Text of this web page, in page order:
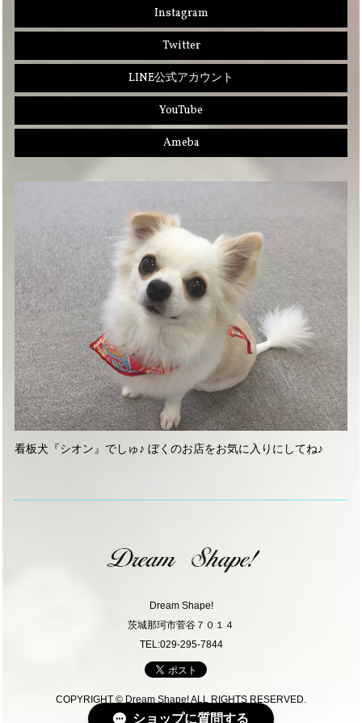
Instagram
Twitter
LINE公式アカウント
YouTube
Ameba
看板犬『シオン』でしゅ♪ ぼくのお店をお気に入りにしてね♪
Dream Shape!
茨城那珂市菅谷７０１４
TEL:029-295-7844
COPYRIGHT © Dream Shape! ALL RIGHTS RESERVED.
ショップに質問する